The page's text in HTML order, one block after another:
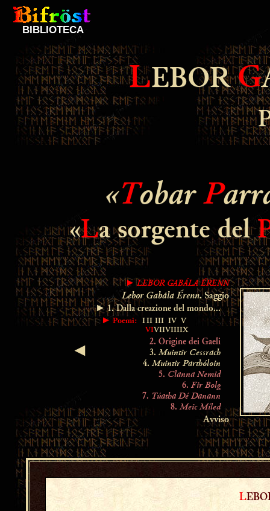
BIBLIOTECA
LEBORG
«TobarP
«La sorgente del
◄
► LEBOR GABÁLA ÉRENN
Lebor Gabála Érenn. Saggio
► 1. Dalla creazione del mondo...
► Poemi:
III III IV V
VIVIIVIIIIX
2. Origine dei Gaeli
3.Muintir Cessrach
4.Muintir Parthóloin
5. Clanna Nemid
6. Fir Bolg
7. Túatha Dé Danann
8.Meic Míled
Avviso
L